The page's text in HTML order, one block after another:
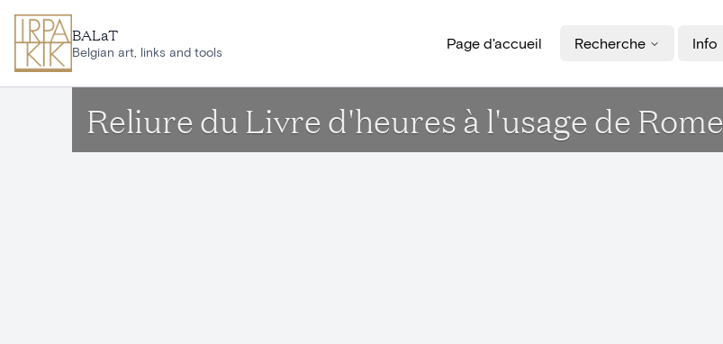
BALaT
Belgian art, links and tools
Page d'accueil Recherche Info
Reliure du Livre d'heures à l'usage de Rome